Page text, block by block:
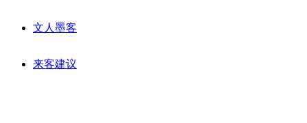
文人墨客
来客建议